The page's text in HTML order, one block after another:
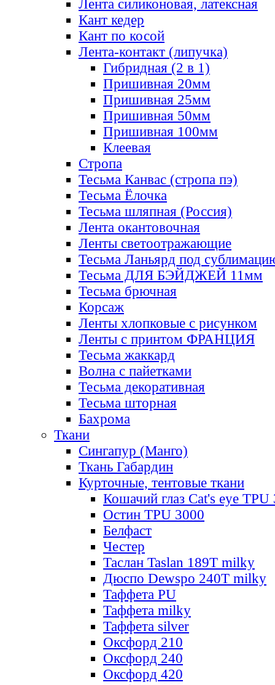
Лента силиконовая, латексная
Кант кедер
Кант по косой
Лента-контакт (липучка)
Гибридная (2 в 1)
Пришивная 20мм
Пришивная 25мм
Пришивная 50мм
Пришивная 100мм
Клеевая
Стропа
Тесьма Канвас (стропа пэ)
Тесьма Ёлочка
Тесьма шляпная (Россия)
Лента окантовочная
Ленты светоотражающие
Тесьма Ланьярд под
Тесьма ДЛЯ БЭЙДЖЕЙ 11мм
Тесьма брючная
Корсаж
Ленты хлопковые с рисунком
Ленты с принтом ФРАНЦИЯ
Тесьма жаккард
Волна с пайетками
Тесьма декоративная
Тесьма шторная
Бахрома
Ткани
Сингапур (Манго)
Ткань Габардин
Курточные, тентовые ткани
Кошачий глаз Cat's eye TPU
Остин TPU 3000
Белфаст
Честер
Таслан Taslan 189T milky
Дюспо Dewspo 240T milky
Таффета PU
Таффета milky
Таффета silver
Оксфорд 210
Оксфорд 240
Оксфорд 420